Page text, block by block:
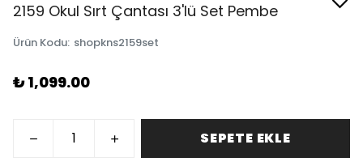
2159 Okul Sırt Çantası 3'lü Set Pembe
Ürün Kodu: shopkns2159set
₺ 1,099.00
SEPETE EKLE